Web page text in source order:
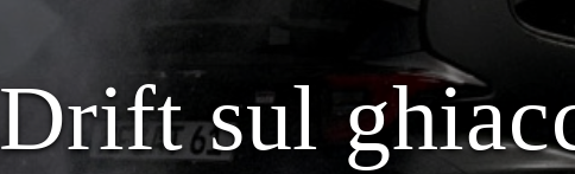
Drift sul